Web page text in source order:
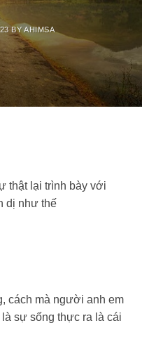
BYAHIMSA
thật lại trình bày với
dị như thế
cách mà người anh em
sự sống thực ra là cái